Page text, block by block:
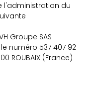
l'administration du
Groupe SAS
numéro 537 407 92
ROUBAIX (France)